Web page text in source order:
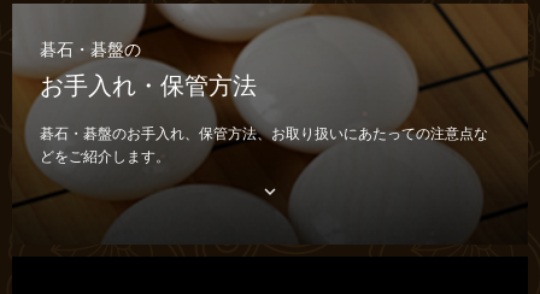
碁石・碁盤の
お手入れ・保管方法
碁石・碁盤のお手入れ、保管方法、お取り扱いにあたっての注意点な
どをご紹介します。
